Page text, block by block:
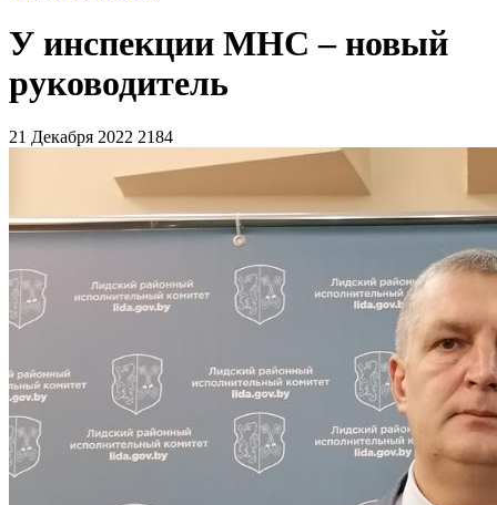
У инспекции МНС – новый
руководитель
21 Декабря 2022 2184